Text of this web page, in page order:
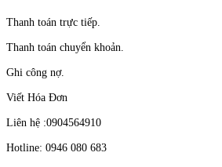
Thanh toán trực tiếp.
Thanh toán chuyển khoản.
Ghi công nợ.
Viết Hóa Đơn
Liên hệ :0904564910
Hotline: 0946 080 683